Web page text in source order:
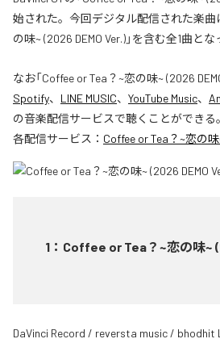
始された。今回デジタル配信された楽曲
の味~ (2026 DEMO Ver.)」を含む全1曲とな
なお「Coffee or Tea？~恋の味~ (2026
Spotify、 LINE MUSIC、 YouTube Music、
の音楽配信サービスで聴くことができる。
各配信サービス： Coffee or Tea？~恋の味
1 ： Coffee or Tea？~恋の味~
DaVinci Record / reversta music / bhodhit